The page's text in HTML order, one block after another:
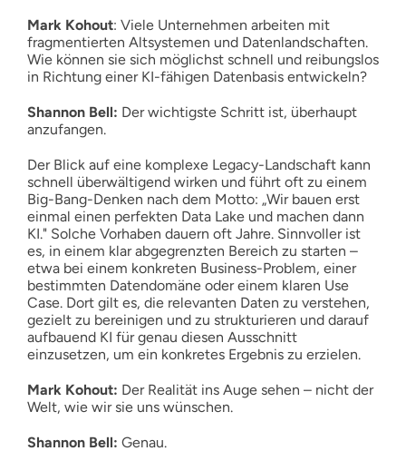
Mark Kohout: Viele Unternehmen arbeiten mit
fragmentierten Altsystemen und Datenlandschaften.
Wie können sie sich möglichst schnell und reibungslos
in Richtung einer KI-fähigen Datenbasis entwickeln?
Shannon Bell: Der wichtigste Schritt ist, überhaupt
anzufangen.
Der Blick auf eine komplexe Legacy-Landschaft kann
schnell überwältigend wirken und führt oft zu einem
Big-Bang-Denken nach dem Motto: „Wir bauen erst
einmal einen perfekten Data Lake und machen dann
KI." Solche Vorhaben dauern oft Jahre. Sinnvoller ist
es, in einem klar abgegrenzten Bereich zu starten –
etwa bei einem konkreten Business-Problem, einer
bestimmten Datendomäne oder einem klaren Use
Case. Dort gilt es, die relevanten Daten zu verstehen,
gezielt zu bereinigen und zu strukturieren und darauf
aufbauend KI für genau diesen Ausschnitt
einzusetzen, um ein konkretes Ergebnis zu erzielen.
Mark Kohout: Der Realität ins Auge sehen – nicht der
Welt, wie wir sie uns wünschen.
Shannon Bell: Genau.